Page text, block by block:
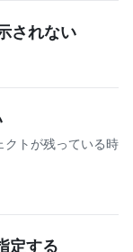
されない
トが残っている時
定する